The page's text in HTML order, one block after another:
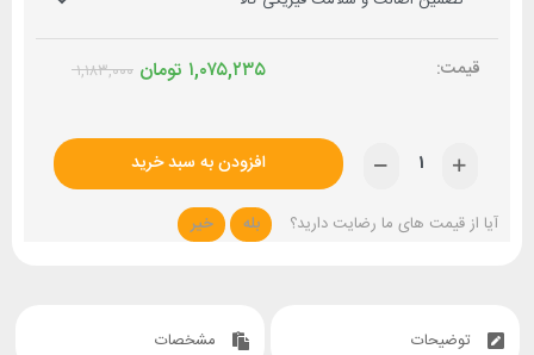
۱,۱۸۳,۰۰۰ تومان ۱,۰۷۵,۲۳۵
افزودن به سبد خرید
آیا از قیمت های ما رضایت دارید؟ بله خیر
توضیحات مشخصات